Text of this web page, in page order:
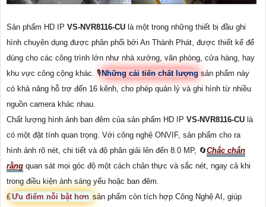
Sản phẩm HD IP VS-NVR8116-CU là một trong những thiết bị đầu ghi
hình chuyên dụng được phân phối bởi An Thành Phát, được thiết kế để
dùng cho các công trình lớn như nhà xưởng, văn phòng, cửa hàng, hay
khu vực công cộng khác. 🎙 Những cải tiến chất lượng sản phẩm này
có khả năng hỗ trợ đến 16 kênh, cho phép quản lý và ghi hình từ nhiều
nguồn camera khác nhau.
Chất lượng hình ảnh ban đêm của sản phẩm HD IP VS-NVR8116-CU là
có một đặt tính quan trọng. Với công nghệ ONVIF, sản phẩm cho ra
hình ảnh rõ nét, chi tiết và độ phân giải lên đến 8.0 MP, 🔄Chắc chắn
rằng quan sát mọi góc độ một cách chân thực và sắc nét, ngay cả khi
trong điều kiện ánh sáng yếu hoặc ban đêm.
₤Ưu điểm nỗi bật hơn sản phẩm còn tích hợp Công Nghệ AI, giúp